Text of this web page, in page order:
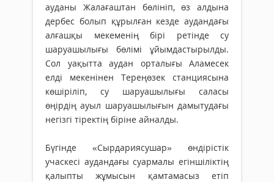
ауданы Жалағаштан бөлініп, өз алдына
дербес болып құрылған кезде аудандағы
алғашқы мекеменің бірі ретінде су
шаруашылығы бөлімі ұйымдастырылды.
Сол уақытта аудан орталығы Аламесек
елді мекенінен Тереңөзек станциясына
көшіріліп, су шаруашылығы саласы
өңірдің ауыл шаруашылығын дамытудағы
негізгі тіректің біріне айналды.
Бүгінде «Сырдариясушар» өнді­рістік
учаскесі аудандағы суармалы егіншіліктің
қалыпты жұмысын қамтамасыз етіп